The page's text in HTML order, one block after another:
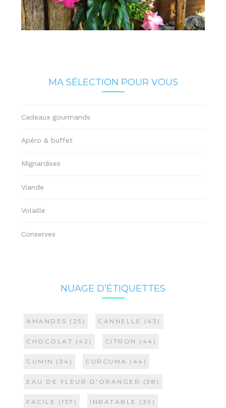
MA SÉLECTION POUR VOUS
Cadeaux gourmands
Apéro & buffet
Mignardises
Viande
Volaille
Conserves
NUAGE D’ÉTIQUETTES
AMANDES (25) CANNELLE (43)
CHOCOLAT (42) CITRON (44)
CUMIN (34) CURCUMA (44)
EAU DE FLEUR D'ORANGER (38)
FACILE (157) INRATABLE (39)